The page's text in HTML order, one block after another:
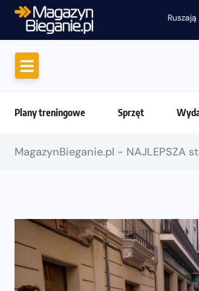
Ruszają zapisy na
Plany treningowe Sprzęt
MagazynBieganie.pl - NAJLEPSZA